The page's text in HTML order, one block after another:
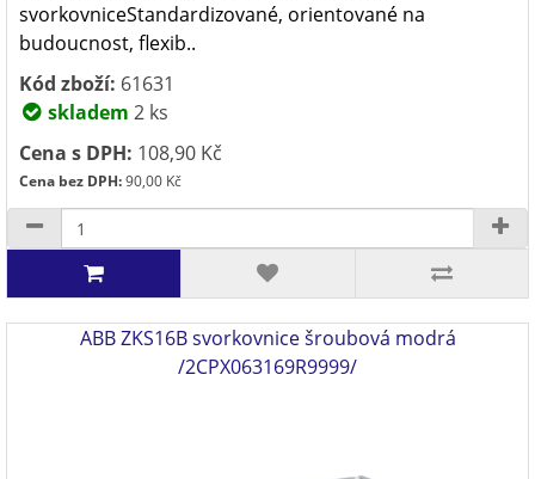
svorkovniceStandardizované, orientované na
budoucnost, flexib..
Kód zboží: 61631
skladem 2 ks
Cena s DPH: 108,90 Kč
Cena bez DPH:90,00 Kč
ABB ZKS16B svorkovnice šroubová modrá
/2CPX063169R9999/